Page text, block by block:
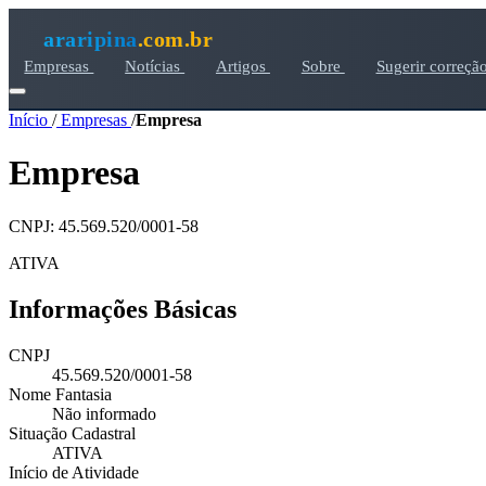
araripina.com.br
Empresas Notícias Artigos Sobre Sugerir
Início /Empresas /Empresa
Empresa
CNPJ: 45.569.520/0001-58
ATIVA
Informações Básicas
CNPJ
45.569.520/0001-58
Nome Fantasia
Não informado
Situação Cadastral
ATIVA
Início de Atividade